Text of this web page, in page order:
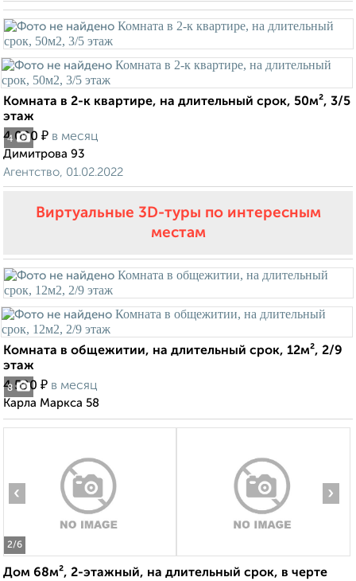
4
Комната в 2-к квартире, на длительный срок, 50м², 3/5
этаж
4 000 ₽ в месяц
Димитрова 93
Агентство, 01.02.2022
Виртуальные 3D-туры по интересным
местам
8
Комната в общежитии, на длительный срок, 12м², 2/9
этаж
4 500 ₽ в месяц
Карла Маркса 58
2/6
‹ ›
Дом 68м², 2-этажный, на длительный срок, в черте